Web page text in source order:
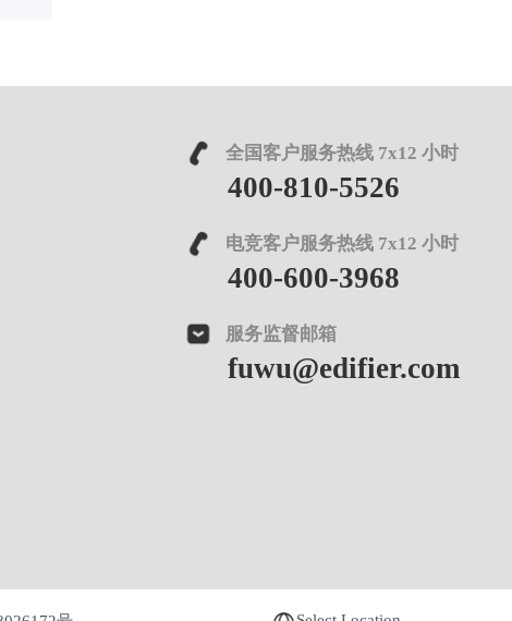
全国客户服务热线 7x12 小时
400-810-5526
电竞客户服务热线 7x12 小时
400-600-3968
服务监督邮箱
fuwu@edifier.com